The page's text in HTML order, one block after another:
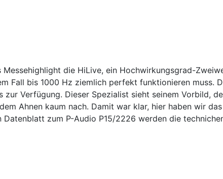
Messehighlight die HiLive, ein Hochwirkungsgrad-
Fall bis 1000 Hz ziemlich perfekt funktionieren muss.
zur Verfügung. Dieser Spezialist sieht seinem Vorbild,
Ahnen kaum nach. Damit war klar, hier haben wir
zum P-Audio P15/2226 werden die